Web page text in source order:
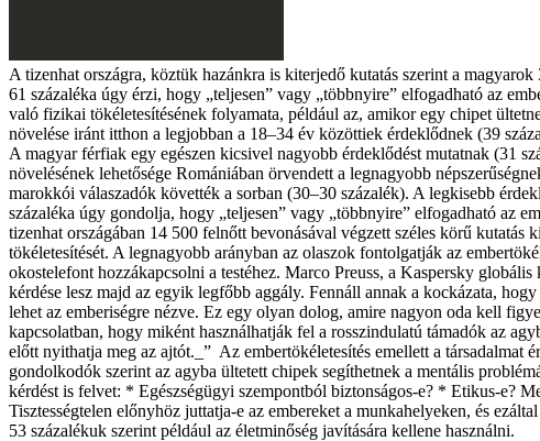
A tizenhat országra, köztük hazánkra is kiterjedő kutatás szerint a
61 százaléka úgy érzi, hogy „teljesen” vagy „többnyire” elfogadható az
való fizikai tökéletesítésének folyamata, például az, amikor egy chipet
növelése iránt itthon a legjobban a 18–34 év közöttiek érdeklődnek (39
A magyar férfiak egy egészen kicsivel nagyobb érdeklődést mutatnak (31
növelésének lehetősége Romániában örvendett a legnagyobb
marokkói válaszadók követték a sorban (30–30 százalék). A legkisebb
százaléka úgy gondolja, hogy „teljesen” vagy „többnyire” elfogadható az
tizenhat országában 14 500 felnőtt bevonásával végzett széles körű
tökéletesítését. A legnagyobb arányban az olaszok fontolgatják az
okostelefont hozzákapcsolni a testéhez. Marco Preuss, a Kaspersky
kérdése lesz majd az egyik legfőbb aggály. Fennáll annak a kockázata,
lehet az emberiségre nézve. Ez egy olyan dolog, amire nagyon oda kell
kapcsolatban, hogy miként használhatják fel a rosszindulatú támadók az
előtt nyithatja meg az ajtót._” Az embertökéletesítés emellett a társadalmat
gondolkodók szerint az agyba ültetett chipek segíthetnek a mentális
kérdést is felvet: * Egészségügyi szempontból biztonságos-e? * Etikus-e?
Tisztességtelen előnyhöz juttatja-e az embereket a munkahelyeken, és
53 százalékuk szerint például az életminőség javítására kellene használni.